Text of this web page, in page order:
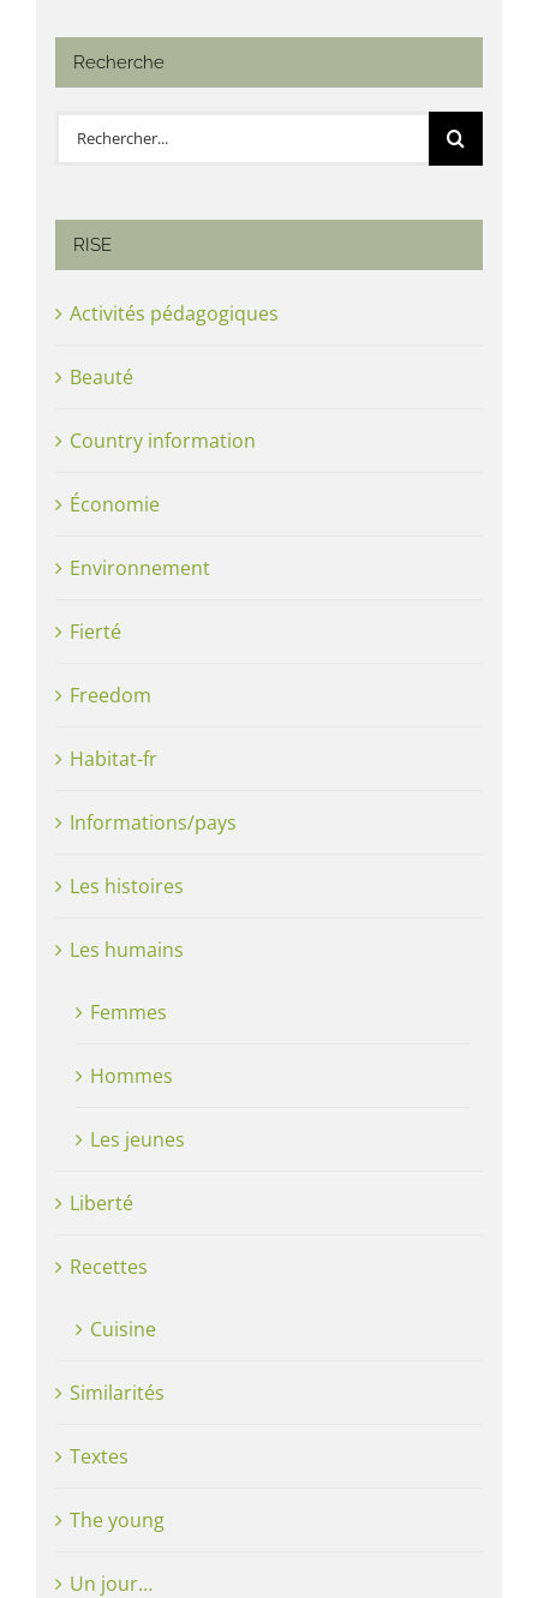
Recherche
Rechercher:
RISE
Activités pédagogiques
Beauté
Country information
Économie
Environnement
Fierté
Freedom
Habitat-fr
Informations/pays
Les histoires
Les humains
Femmes
Hommes
Les jeunes
Liberté
Recettes
Cuisine
Similarités
Textes
The young
Un jour…